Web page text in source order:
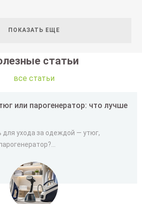
ПОКАЗАТЬ ЕЩЕ
статьи
все статьи
или парогенератор: что лучше
ухода за одеждой — утюг,